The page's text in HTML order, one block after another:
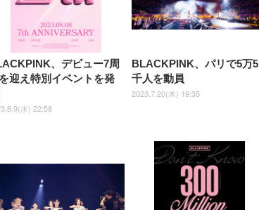
事務用 お
ア (ブラ
ゲーミング/勉強/事務用 おし
ゃれ パソコンチェア (ホワイ
ト)
宅勤務 ブラック
、デビュー7周
迎え特別イベントを発
水) 22:58
BLACKPINK、パリで5万5
千人を動員
2023.7.20(木) 19:35